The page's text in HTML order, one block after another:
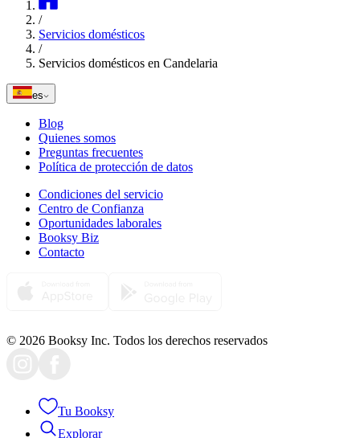
/
Servicios domésticos
/
Servicios domésticos en Candelaria
es
Blog
Quienes somos
Preguntas frecuentes
Política de protección de datos
Condiciones del servicio
Centro de Confianza
Oportunidades laborales
Booksy Biz
Contacto
© 2026 Booksy Inc. Todos los derechos reservados
Tu Booksy
Explorar